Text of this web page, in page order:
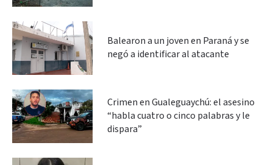
Balearon a un joven en Paraná y se
negó a identificar al atacante
Crimen en Gualeguaychú: el asesino
“habla cuatro o cinco palabras y le
dispara”